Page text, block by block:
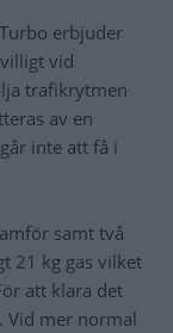
erbjuder
vid
trafikrytmen
av en
inte att få i
samt två
21 kg gas vilket
att klara det
Vid mer normal